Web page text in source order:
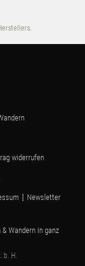
widerrufen
Newsletter
Wandern in ganz
b. H.